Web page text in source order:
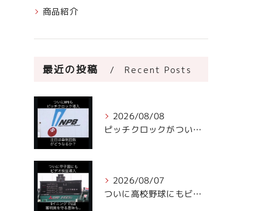
商品紹介
最近の投稿 Recent Posts
2026/08/08
ピッチクロックがついにNPBに!
2026/08/07
ついに高校野球にもビデオ判定が！